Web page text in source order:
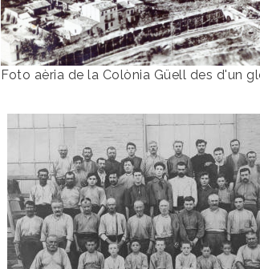
Foto aèria de la Colònia Güell des d'un